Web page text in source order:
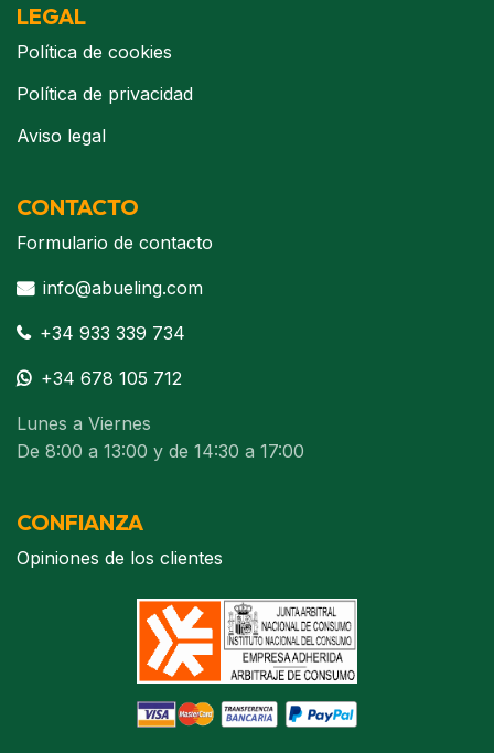
LEGAL
Política de cookies
Política de privacidad
Aviso legal
CONTACTO
Formulario de contacto
info@abueling.com
+34 933 339 734
+34 678 105 712
Lunes a Viernes
De 8:00 a 13:00 y de 14:30 a 17:00
CONFIANZA
Opiniones de los clientes